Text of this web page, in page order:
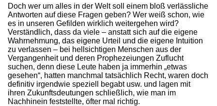
Doch wer um alles in der Welt soll einem bloß verlässliche
Antworten auf diese Fragen geben? Wer weiß schon, wie
es in unseren Gefilden wirklich weitergehen wird?
Verständlich, dass da viele – anstatt sich auf die eigene
Wahrnehmung, das eigene Urteil und die eigene Intuition
zu verlassen – bei hellsichtigen Menschen aus der
Vergangenheit und deren Prophezeiungen Zuflucht
suchen, denn diese Leute haben ja immerhin „etwas
gesehen“, hatten manchmal tatsächlich Recht, waren doch
definitiv irgendwie speziell begabt usw. und lagen mit
ihren Zukunftsdeutungen schließlich, wie man im
Nachhinein feststellte, öfter mal richtig.